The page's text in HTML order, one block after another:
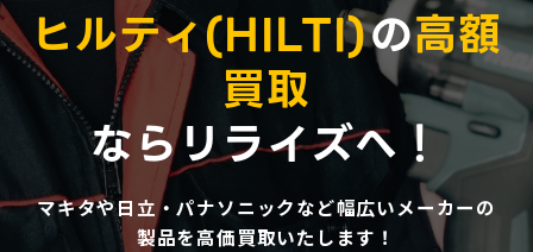
ヒルティ(HILTI)の高額
買取
ならリライズへ！
マキタや日立・パナソニックなど幅広いメーカーの
製品を高価買取いたします！